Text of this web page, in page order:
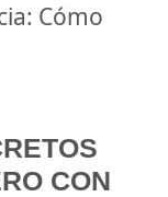
Cómo
CON